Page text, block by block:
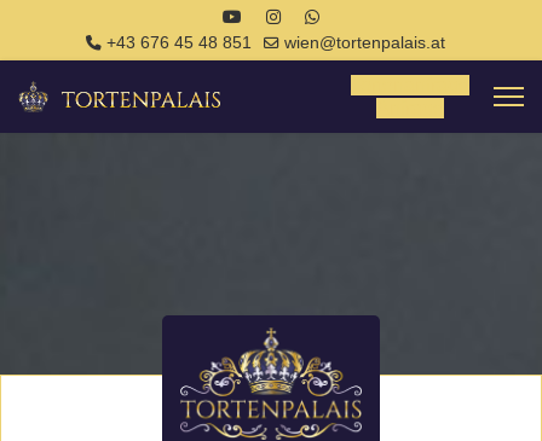
+43 676 45 48 851 wien@tortenpalais.at